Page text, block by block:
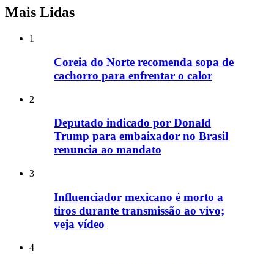
Mais Lidas
1
Coreia do Norte recomenda sopa de
cachorro para enfrentar o calor
2
Deputado indicado por Donald
Trump para embaixador no Brasil
renuncia ao mandato
3
Influenciador mexicano é morto a
tiros durante transmissão ao vivo;
veja vídeo
4